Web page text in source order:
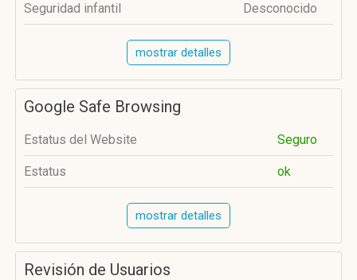
Seguridad infantil Desconocido
mostrar detalles
Google Safe Browsing
Estatus del Website Seguro
Estatus ok
mostrar detalles
Revisión de Usuarios